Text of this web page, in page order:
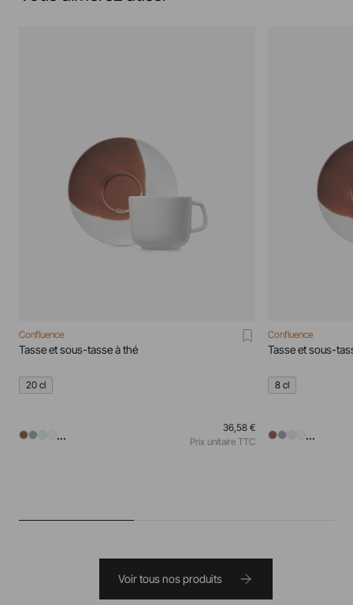
Confluence
Tasse et sous-tasse à thé
20 cl
...
36,58 €
Prix unitaire TTC
Confluence
Tasse et sous-
8 cl
...
Voir tous nos produits